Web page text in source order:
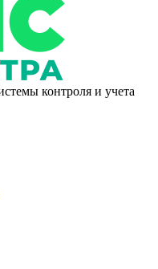
контроля и учета